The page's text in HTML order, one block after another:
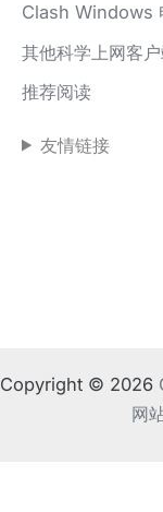
Clash Windows
其他科学上网客
推荐阅读
友情链接
Copyright © 2026
网